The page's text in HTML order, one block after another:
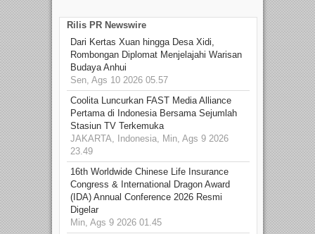
Rilis PR Newswire
Dari Kertas Xuan hingga Desa Xidi,
Rombongan Diplomat Menjelajahi Warisan
Budaya Anhui
Sen, Ags 10 2026 05.57
Coolita Luncurkan FAST Media Alliance
Pertama di Indonesia Bersama Sejumlah
Stasiun TV Terkemuka
JAKARTA, Indonesia, Min, Ags 9 2026
23.49
16th Worldwide Chinese Life Insurance
Congress & International Dragon Award
(IDA) Annual Conference 2026 Resmi
Digelar
Min, Ags 9 2026 01.45